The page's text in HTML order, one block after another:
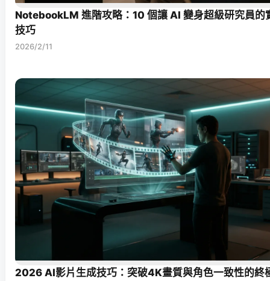
NotebookLM 進階攻略：10 個讓 AI 變身超級研究員的
技巧
2026/2/11
2026 AI影片生成技巧：突破4K畫質與角色一致性的終